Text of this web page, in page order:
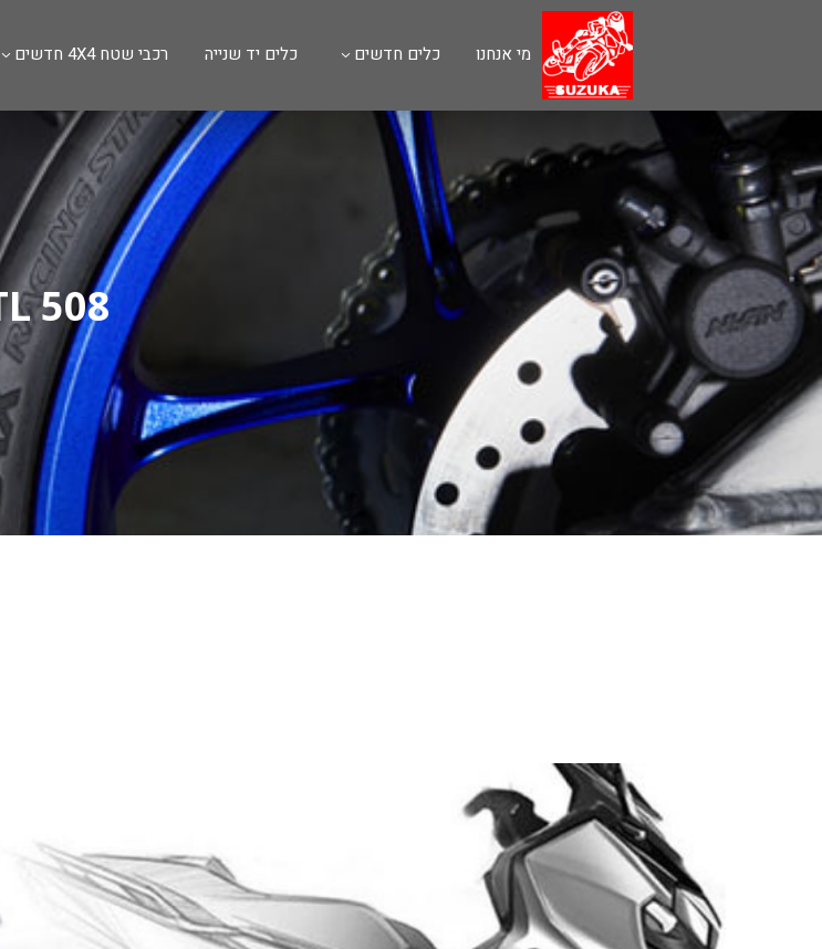
מי אנחנו כלים חדשים כלים יד שנייה רכבי שטח 4X4 חדשים
508